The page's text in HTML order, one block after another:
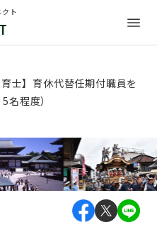
ト
育士】育休代替任期付職員を
名程度）